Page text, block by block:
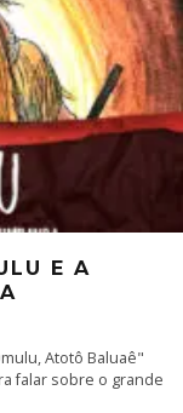
E A
Atotô Baluaê"
falar sobre o grande